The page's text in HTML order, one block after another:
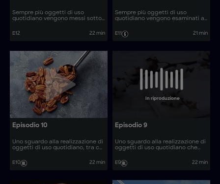
Sempre più oggetti di uso
quotidiano vengono messi sotto
rivelando il loro processo di
produzione. Come vengono
E12 22 min
Sempre più oggetti di uso
quotidiano vengono esaminati al
processo di produzione. Come
vengono realizzati oggetti come
E11 21 min
Episodio 10
Uno sguardo alla realizzazione di
oggetti di uso quotidiano, tra cui
acetato, che svela i materiali e i
processi produttivi unici utilizzati
E10 22 min
In riproduzione
Episodio 9
Uno sguardo alla realizzazione di
oggetti di uso quotidiano che
utilizzati per la loro fabbricazione.
E9 22 min